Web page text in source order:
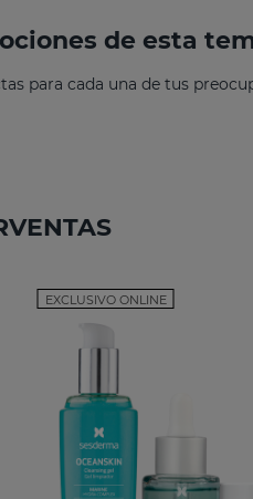
de esta
para cada una de tus
EXCLUSIVO ONLINE